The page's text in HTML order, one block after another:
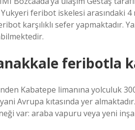
feribot iskelesi arasındaki
karşılıklı sefer yapmaktadır.
feribotla
Kabatepe limanına yolculuk
Avrupa kıtasında yer
var: araba vapuru veya yeni